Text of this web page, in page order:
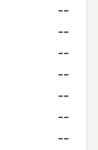
--
--
--
--
--
--
--